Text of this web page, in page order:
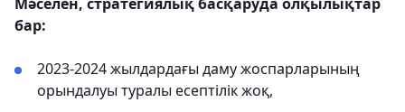
бар:
2023-2024 жылдардағы даму жоспарларының
орындалуы туралы есептілік жоқ,